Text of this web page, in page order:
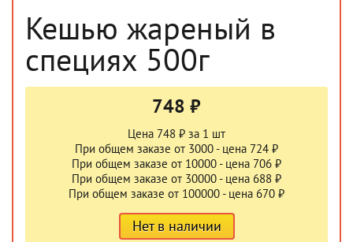
Кешью жареный в
специях 500г
748 ₽
Цена 748 ₽ за 1 шт
При общем заказе от 3000 - цена 724 ₽
При общем заказе от 10000 - цена 706 ₽
При общем заказе от 30000 - цена 688 ₽
При общем заказе от 100000 - цена 670 ₽
Нет в наличии